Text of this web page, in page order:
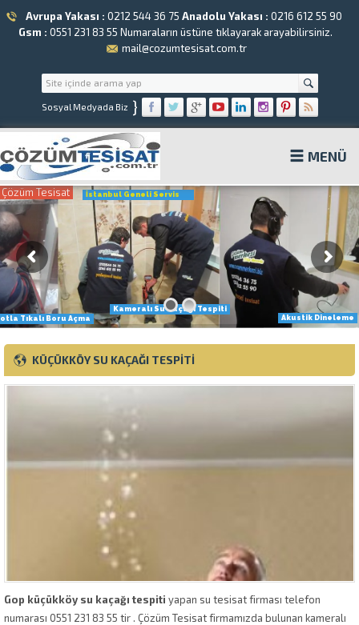
Avrupa Yakası : 0212 544 36 75 Anadolu Yakası : 0216 612 55 90
Gsm : 0551 231 83 55 Numaraların üstüne tıklayarak arayabilirsiniz.
mail@cozumtesisat.com.tr
Sosyal Medyada Biz }
MENÜ
Çözüm Tesisat
Kameralı Su Kaçağı Tespiti
Tıkalı Boru Açma
Akustik Dineleme
İstanbul Geneli Servis
KÜÇÜKKÖY SU KAÇAĞI TESPITI
Gop küçükköy su kaçağı tespiti yapan su tesisat firması telefon
numarası 0551 231 83 55 tir . Çözüm Tesisat firmamızda bulunan kameralı